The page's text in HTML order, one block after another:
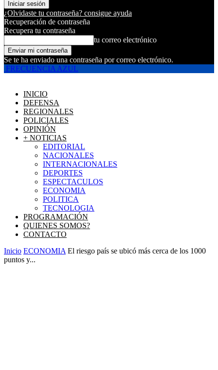
¿Olvidaste tu contraseña? consigue ayuda
Recuperación de contraseña
Recupera tu contraseña
tu correo electrónico
Se te ha enviado una contraseña por correo electrónico.
FRECUENCIA AZUL
INICIO
DEFENSA
REGIONALES
POLICIALES
OPINIÓN
+ NOTICIAS
EDITORIAL
NACIONALES
INTERNACIONALES
DEPORTES
ESPECTACULOS
ECONOMIA
POLITICA
TECNOLOGIA
PROGRAMACIÓN
QUIENES SOMOS?
CONTACTO
Inicio ECONOMIA El riesgo país se ubicó más cerca de los 1000
puntos y...